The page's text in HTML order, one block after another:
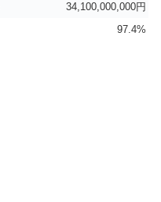
34,100,000,000円
97.4%